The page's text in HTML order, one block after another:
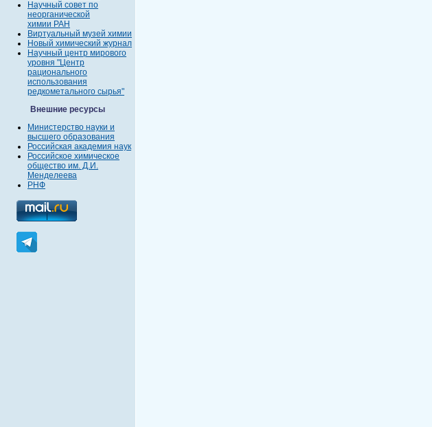
Научный совет по
неорганической
химии РАН
Виртуальный музей химии
Новый химический журнал
Научный центр мирового
уровня "Центр
рационального
использования
редкометального сырья"
Внешние ресурсы
Министерство науки и
высшего образования
Российская академия наук
Российское химическое
общество им. Д.И.
Менделеева
РНФ